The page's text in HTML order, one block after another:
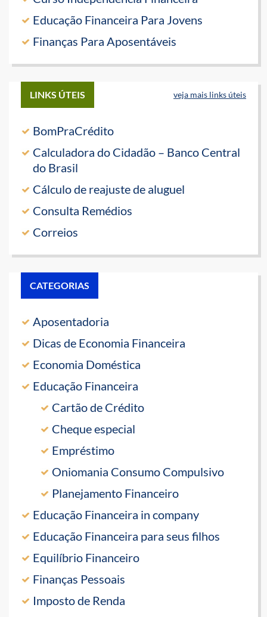
Educação Financeira Para Jovens
Finanças Para Aposentáveis
LINKS ÚTEIS veja mais links úteis
BomPraCrédito
Calculadora do Cidadão – Banco Central
do Brasil
Cálculo de reajuste de aluguel
Consulta Remédios
Correios
CATEGORIAS
Aposentadoria
Dicas de Economia Financeira
Economia Doméstica
Educação Financeira
Cartão de Crédito
Cheque especial
Empréstimo
Oniomania Consumo Compulsivo
Planejamento Financeiro
Educação Financeira in company
Educação Financeira para seus filhos
Equilíbrio Financeiro
Finanças Pessoais
Imposto de Renda